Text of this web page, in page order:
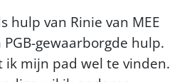
hulp van Rinie van MEE
gewaarborgde hulp.
ik mijn pad wel te vinden.